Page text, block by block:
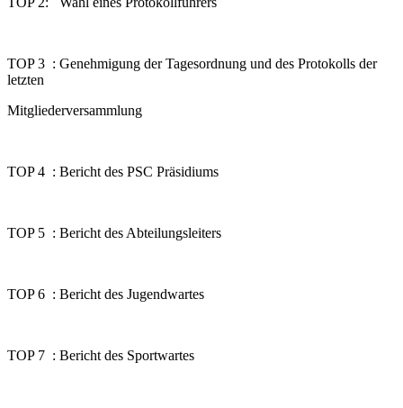
TOP 3 : Genehmigung der Tagesordnung und des Protokolls der
letzten
Mitgliederversammlung
TOP 4 : Bericht des PSC Präsidiums
TOP 5 : Bericht des Abteilungsleiters
TOP 6 : Bericht des Jugendwartes
TOP 7 : Bericht des Sportwartes